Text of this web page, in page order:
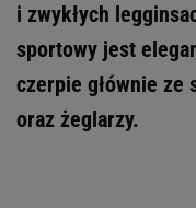
i zwykłych
sportowy jest
czerpie głównie
oraz żeglarzy.